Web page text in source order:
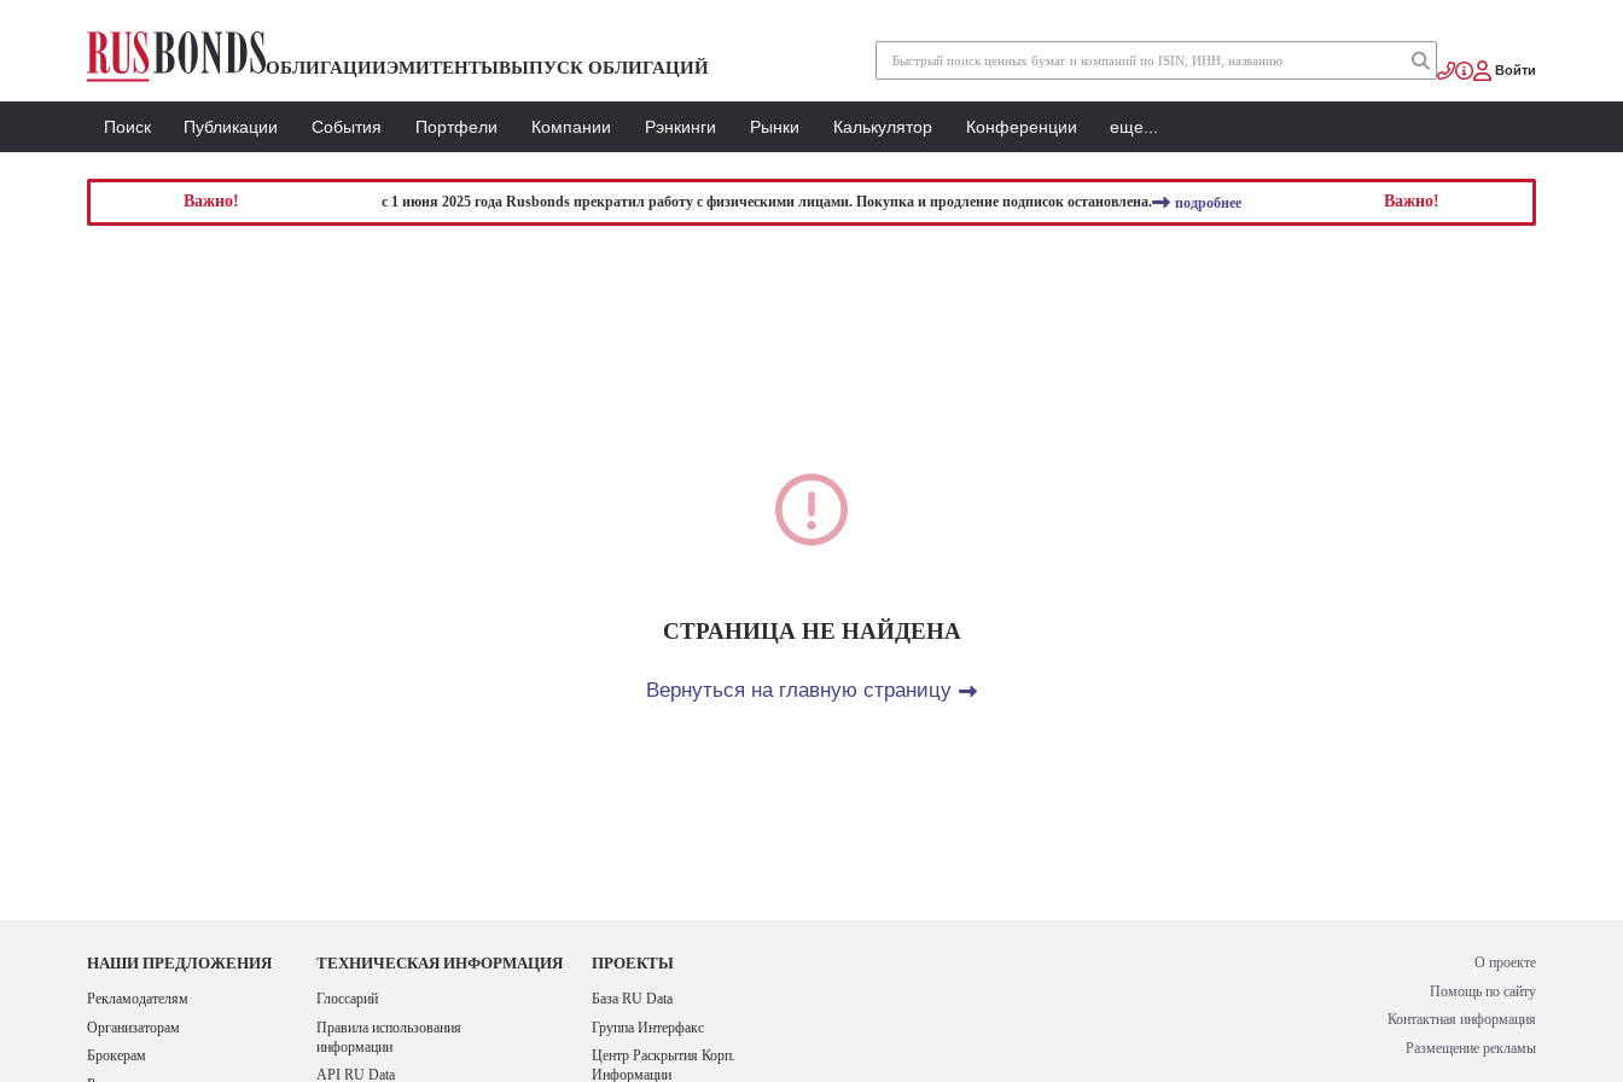
ОБЛИГАЦИИЭМИТЕНТЫВЫПУСК ОБЛИГАЦИЙ Войти
Поиск Публикации События Портфели Компании Рэнкинги Рынки Калькулятор Конференции еще...
Важно! с 1 июня 2025 года Rusbonds прекратил работу с физическими лицами. Покупка и продление подписок остановлена. подробнее Важно!
СТРАНИЦА НЕ НАЙДЕНА
Вернуться на главную страницу
НАШИ ПРЕДЛОЖЕНИЯ
Рекламодателям
Организаторам
Брокерам
ТЕХНИЧЕСКАЯ ИНФОРМАЦИЯ
Глоссарий
Правила использования
информации
API RU Data
ПРОЕКТЫ
База RU Data
Группа Интерфакс
Центр Раскрытия Корп.
Информации
О проекте
Помощь по сайту
Контактная информация
Размещение рекламы